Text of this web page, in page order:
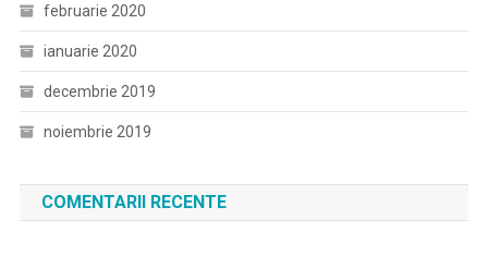
februarie 2020
ianuarie 2020
decembrie 2019
noiembrie 2019
COMENTARII RECENTE